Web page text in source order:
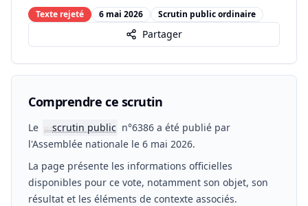
Texte rejeté 6 mai 2026 Scrutin public ordinaire
Partager
Comprendre ce scrutin
Le 📖scrutin public n°6386 a été publié par
l'Assemblée nationale le 6 mai 2026.
La page présente les informations officielles
disponibles pour ce vote, notamment son objet, son
résultat et les éléments de contexte associés.